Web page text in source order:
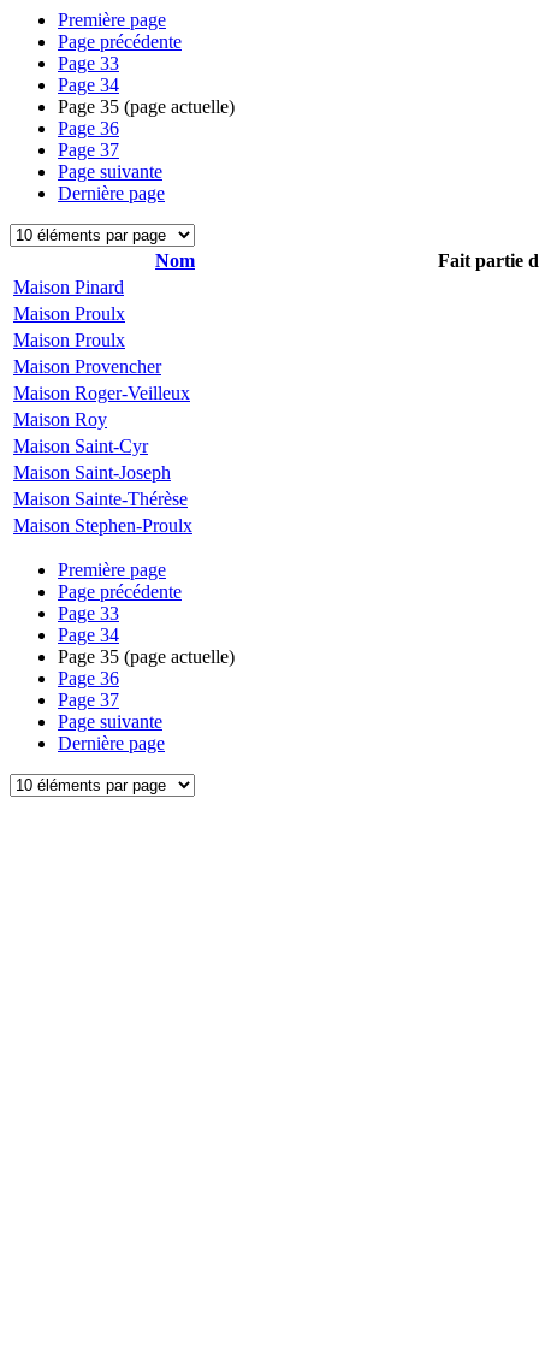
Première page
Page précédente
Page 33
Page 34
Page 35 (page actuelle)
Page 36
Page 37
Page suivante
Dernière page
Nom
Fait partie
Maison Pinard
Maison Proulx
Maison Proulx
Maison Provencher
Maison Roger-Veilleux
Maison Roy
Maison Saint-Cyr
Maison Saint-Joseph
Maison Sainte-Thérèse
Maison Stephen-Proulx
Première page
Page précédente
Page 33
Page 34
Page 35 (page actuelle)
Page 36
Page 37
Page suivante
Dernière page